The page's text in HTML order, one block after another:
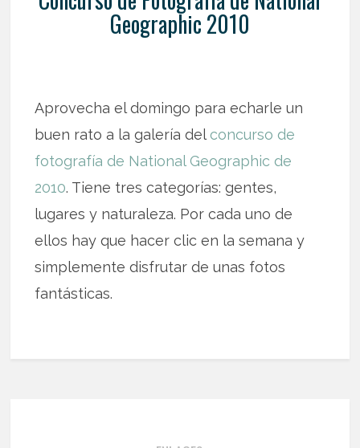
Geographic 2010
Aprovecha el domingo para echarle un
buen rato a la galería del concurso de
fotografía de National Geographic de
2010. Tiene tres categorías: gentes,
lugares y naturaleza. Por cada uno de
ellos hay que hacer clic en la semana y
simplemente disfrutar de unas fotos
fantásticas.